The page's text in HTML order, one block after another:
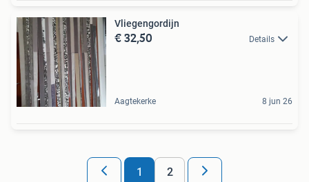
Vliegengordijn
€ 32,50 Details
Aagtekerke 8 jun 26
1 2